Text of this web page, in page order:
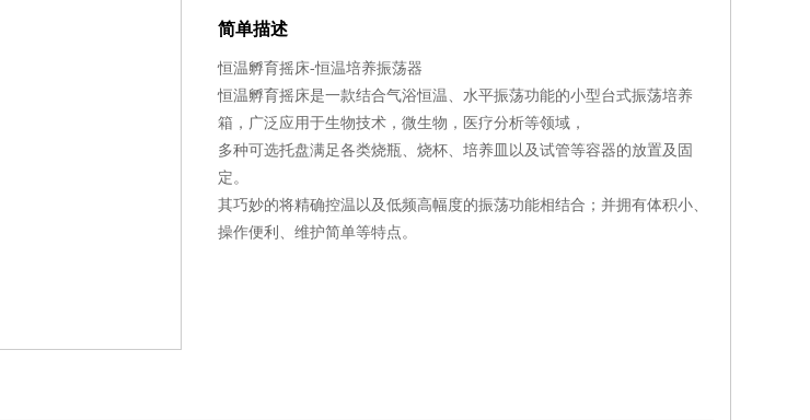
简单描述
恒温孵育摇床-恒温培养振荡器
恒温孵育摇床是一款结合气浴恒温、水平振荡功能的小型台式振荡培养
箱，广泛应用于生物技术，微生物，医疗分析等领域，
多种可选托盘满足各类烧瓶、烧杯、培养皿以及试管等容器的放置及固
定。
其巧妙的将精确控温以及低频高幅度的振荡功能相结合；并拥有体积小、
操作便利、维护简单等特点。